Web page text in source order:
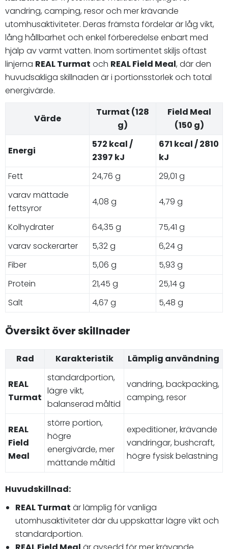
vandring, camping, resor och mer krävande
utomhusaktiviteter. Deras främsta fördelar är låg vikt,
lång hållbarhet och enkel förberedelse enbart med
hjälp av varmt vatten. Inom sortimentet skiljs oftast
linjerna REAL Turmat och REAL Field Meal, där den
huvudsakliga skillnaden är i portionsstorlek och total
energivärde.
Värde
Turmat (128
g)
Field Meal
(150 g)
Energi
572 kcal /
2397 kJ
671 kcal / 2810
kJ
Fett
24,76 g
29,01 g
varav mättade
fettsyror
4,08 g 4,79 g
Kolhydrater 64,35 g
75,41 g
varav sockerarter
5,32 g
6,24 g
Fiber
5,06 g
5,93 g
Protein
21,45 g
25,14 g
Salt
4,67 g 5,48 g
Översikt över skillnader
Rad Karakteristik Lämplig användning
REAL
Turmat
standardportion,
lägre vikt,
balanserad måltid
vandring, backpacking,
camping, resor
REAL
Field
Meal
större portion,
högre
energivärde, mer
mättande måltid
expeditioner, krävande
vandringar, bushcraft,
högre fysisk belastning
Huvudskillnad:
REAL Turmat är lämplig för vanliga
utomhusaktiviteter där du uppskattar lägre vikt och
standardportion.